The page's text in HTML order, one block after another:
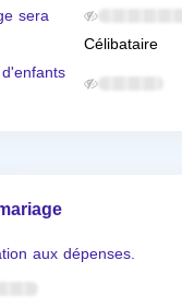
sera
Célibataire
aux dépenses.